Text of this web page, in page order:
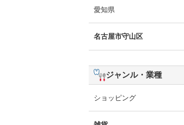
愛知県
名古屋市守山区
ジャンル・業種
ショッピング